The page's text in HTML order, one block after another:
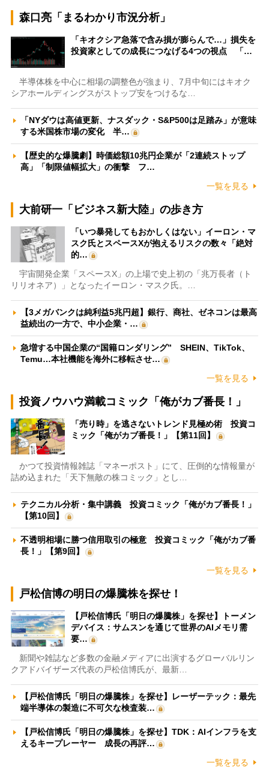
森口亮「まるわかり市況分析」
「キオクシア急落で含み損が膨らんで…」損失を
投資家としての成長につなげる4つの視点 「…
半導体株を中心に相場の調整色が強まり、7月中旬にはキオク
シアホールディングスがストップ安をつけるな…
「NYダウは高値更新、ナスダック・S&P500は足踏み」が意味
する米国株市場の変化 半…
【歴史的な爆騰劇】時価総額10兆円企業が「2連続ストップ
高」「制限値幅拡大」の衝撃 フ…
一覧を見る
大前研一「ビジネス新大陸」の歩き方
「いつ暴発してもおかしくはない」イーロン・マ
スク氏とスペースXが抱えるリスクの数々「絶対
的…
宇宙開発企業「スペースX」の上場で史上初の「兆万長者（ト
リリオネア）」となったイーロン・マスク氏。…
【3メガバンクは純利益5兆円超】銀行、商社、ゼネコンは最高
益続出の一方で、中小企業・…
急増する中国企業の“国籍ロンダリング” SHEIN、TikTok、
Temu…本社機能を海外に移転させ…
一覧を見る
投資ノウハウ満載コミック「俺がカブ番長！」
「売り時」を逃さないトレンド見極め術 投資コ
ミック「俺がカブ番長！」【第11回】
かつて投資情報雑誌「マネーポスト」にて、圧倒的な情報量が
詰め込まれた「天下無敵の株コミック」とし…
テクニカル分析・集中講義 投資コミック「俺がカブ番長！」
【第10回】
不透明相場に勝つ信用取引の極意 投資コミック「俺がカブ番
長！」【第9回】
一覧を見る
戸松信博の明日の爆騰株を探せ！
【戸松信博氏「明日の爆騰株」を探せ】トーメン
デバイス：サムスンを通じて世界のAIメモリ需
要…
新聞や雑誌など多数の金融メディアに出演するグローバルリン
クアドバイザーズ代表の戸松信博氏が、最新…
【戸松信博氏「明日の爆騰株」を探せ】レーザーテック：最先
端半導体の製造に不可欠な検査装…
【戸松信博氏「明日の爆騰株」を探せ】TDK：AIインフラを支
えるキープレーヤー 成長の再評…
一覧を見る